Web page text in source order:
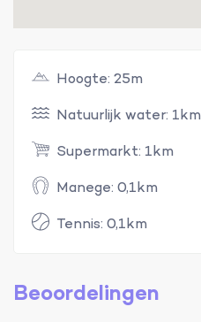
Hoogte: 25m
Natuurlijk water: 1km
Supermarkt: 1km
Manege: 0,1km
Tennis: 0,1km
Beoordelingen